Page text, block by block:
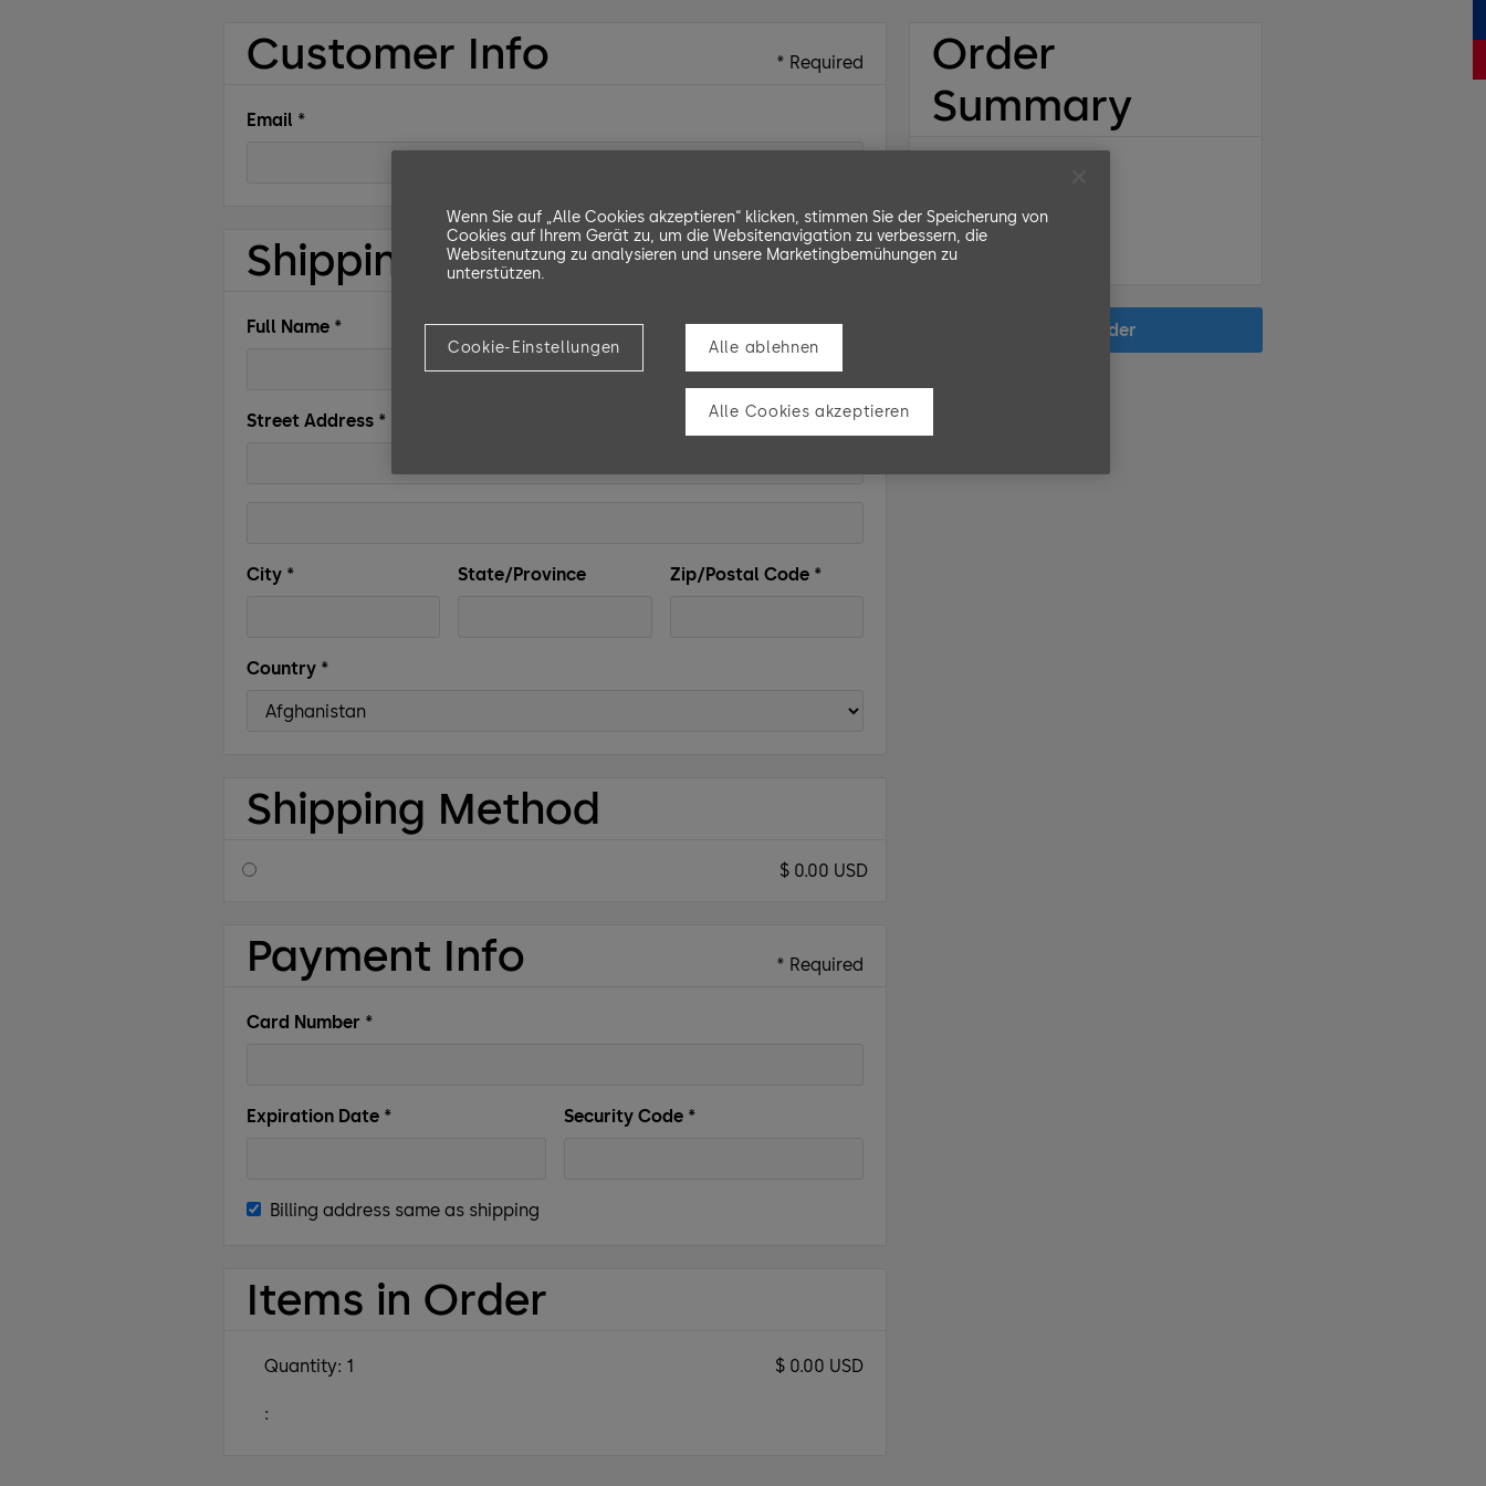
Customer Info * Required
Email *
Shipping Address * Required
Full Name *
Street Address *
City * State/Province Zip/Postal Code *
Country *
Shipping Method
$ 0.00 USD
Payment Info * Required
Card Number *
Expiration Date * Security Code *
Billing address same as shipping
Items in Order
1
:
$ 0.00 USD
Order
Summary
$ 0.00 USD
Total
Place Order
Wenn Sie auf „Alle Cookies akzeptieren“ klicken, stimmen Sie der Speicherung von
Cookies auf Ihrem Gerät zu, um die Websitenavigation zu verbessern, die
Websitenutzung zu analysieren und unsere Marketingbemühungen zu
unterstützen.
Cookie-Einstellungen Alle ablehnen
Alle Cookies akzeptieren